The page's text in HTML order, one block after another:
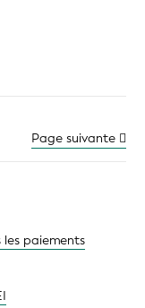
Page suivante
les paiements